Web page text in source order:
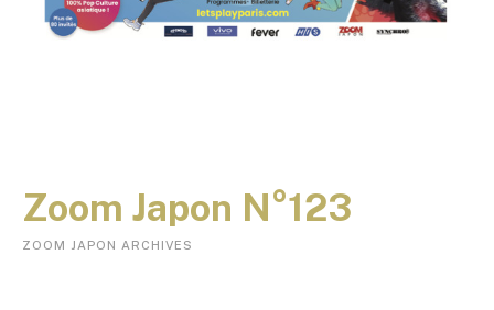
Zoom Japon N°123
ZOOM JAPON ARCHIVES